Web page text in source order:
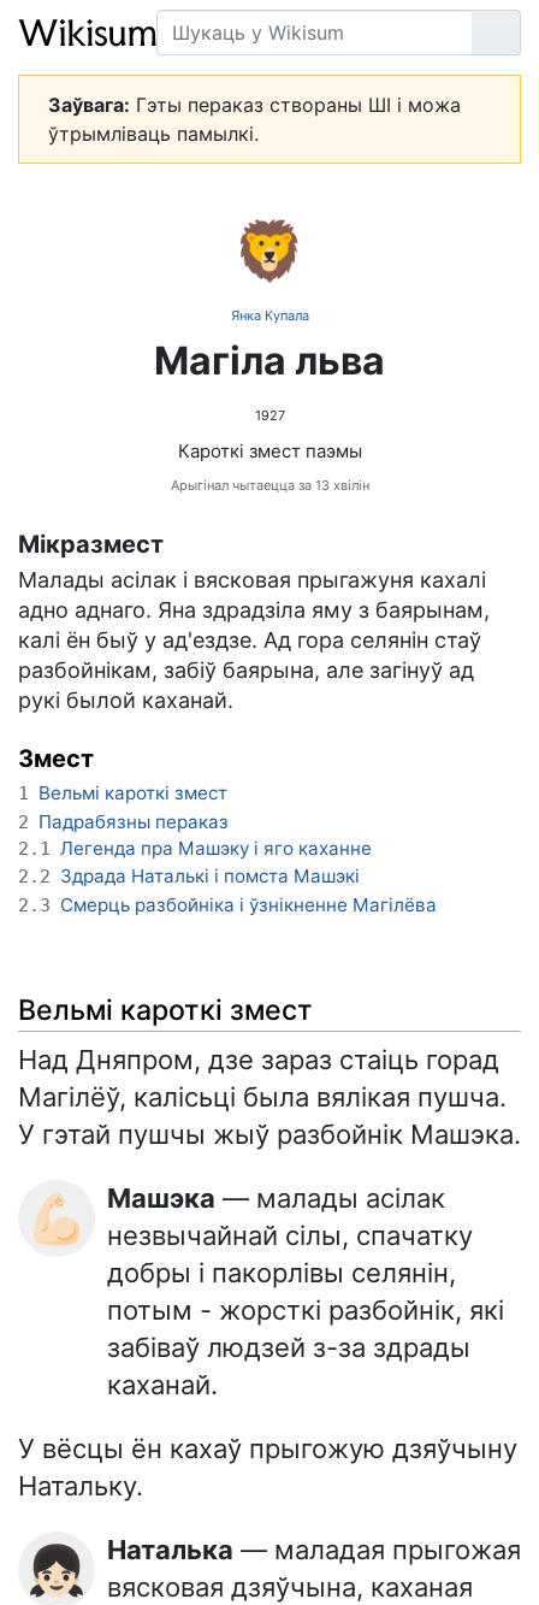
Пошук
Заўвага: Гэты пераказ створаны ШІ і можа
ўтрымліваць памылкі.
🦁
Янка Купала
Магіла льва
1927
Кароткі змест паэмы
Арыгінал чытаецца за 13 хвілін
Мікразмест
Малады асілак і вясковая прыгажуня кахалі
адно аднаго. Яна здрадзіла яму з баярынам,
калі ён быў у ад'ездзе. Ад гора селянін стаў
разбойнікам, забіў баярына, але загінуў ад
рукі былой каханай.
Змест
1 Вельмі кароткі змест
2 Падрабязны пераказ
2.1 Легенда пра Машэку і яго каханне
2.2 Здрада Наталькі і помста Машэкі
2.3 Смерць разбойніка і ўзнікненне Магілёва
Вельмі кароткі змест
Над Дняпром, дзе зараз стаіць горад
Магілёў, калісьці была вялікая пушча.
У гэтай пушчы жыў разбойнік Машэка.
💪🏻 Машэка — малады асілак
незвычайнай сілы, спачатку
добры і пакорлівы селянін,
потым - жорсткі разбойнік, які
забіваў людзей з-за здрады
каханай.
У вёсцы ён кахаў прыгожую дзяўчыну
Натальку.
👧🏻 Наталька — маладая прыгожая
вясковая дзяўчына, каханая